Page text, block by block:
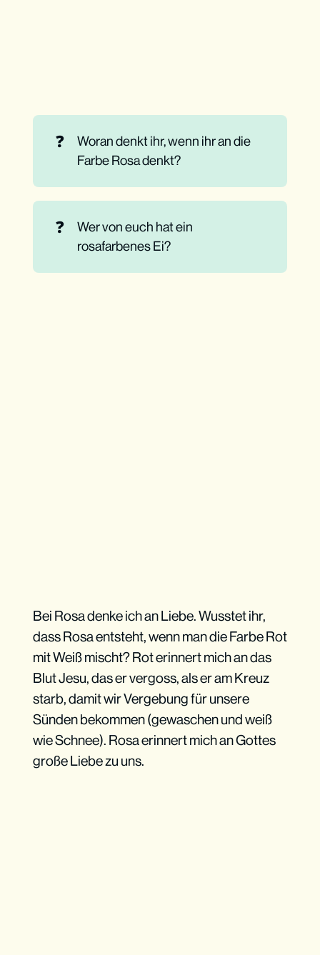
❓
Woran denkt ihr, wenn ihr an die
Farbe Rosa denkt?
❓
Wer von euch hat ein
rosafarbenes Ei?
Bei Rosa denke ich an Liebe. Wusstet ihr,
dass Rosa entsteht, wenn man die Farbe Rot
mit Weiß mischt? Rot erinnert mich an das
Blut Jesu, das er vergoss, als er am Kreuz
starb, damit wir Vergebung für unsere
Sünden bekommen (gewaschen und weiß
wie Schnee). Rosa erinnert mich an Gottes
große Liebe zu uns.